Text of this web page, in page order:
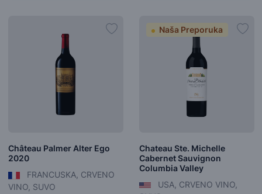
Château Palmer Alter Ego
2020
FRANCUSKA, CRVENO
VINO, SUVO
Naša Preporuka
Chateau Ste. Michelle
Cabernet Sauvignon
Columbia Valley
USA, CRVENO VINO,